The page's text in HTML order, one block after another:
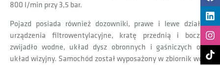
800 l/min przy 3,5 bar.
Pojazd posiada również dozowniki, prawe i lewe działko,
urządzenia filtrowentylacyjne, kratę przednią i boczną,
zwijadło wodne, układ dysz obronnych i gaśniczych oraz
układ wizyjny. Samochód został wyposażony w zbiornik wody